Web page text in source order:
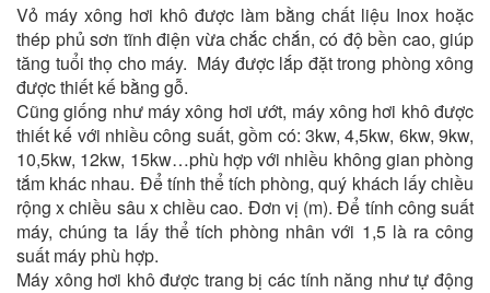
Vỏ máy xông hơi khô được làm bằng chất liệu Inox hoặc
thép phủ sơn tĩnh điện vừa chắc chắn, có độ bền cao, giúp
tăng tuổi thọ cho máy. Máy được lắp đặt trong phòng xông
được thiết kế bằng gỗ.
Cũng giống như máy xông hơi ướt, máy xông hơi khô được
thiết kế với nhiều công suất, gồm có: 3kw, 4,5kw, 6kw, 9kw,
10,5kw, 12kw, 15kw…phù hợp với nhiều không gian phòng
tắm khác nhau. Để tính thể tích phòng, quý khách lấy chiều
rộng x chiều sâu x chiều cao. Đơn vị (m). Để tính công suất
máy, chúng ta lấy thể tích phòng nhân với 1,5 là ra công
suất máy phù hợp.
Máy xông hơi khô được trang bị các tính năng như tự động